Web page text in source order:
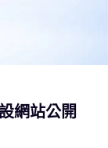
網站公開